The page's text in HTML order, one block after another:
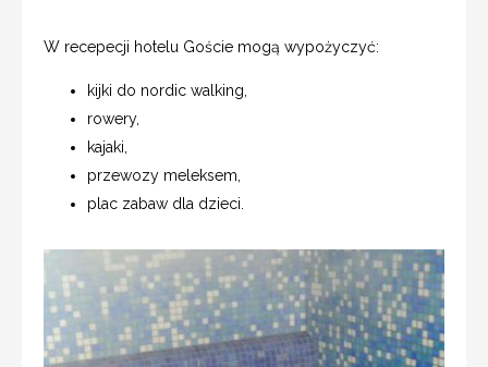
W recepecji hotelu Goście mogą wypożyczyć:
kijki do nordic walking,
rowery,
kajaki,
przewozy meleksem,
plac zabaw dla dzieci.